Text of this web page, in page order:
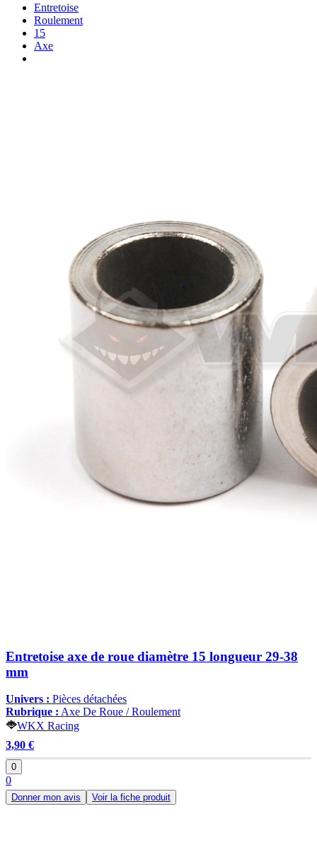
Entretoise
Roulement
15
Axe
Entretoise axe de roue diamètre 15 longueur 29-38
mm
Univers : Pièces détachées
Rubrique : Axe De Roue / Roulement
WKX Racing
3,90 €
0
0
Donner mon avis Voir la fiche produit